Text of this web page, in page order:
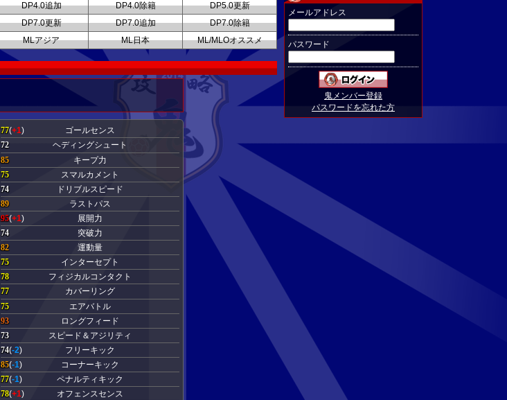
DP4.0追加 DP4.0除籍
DP5.0更新
DP7.0更新 DP7.0追加
DP7.0除籍
MLアジア ML日本 ML/MLOオススメ
77(+1)
ゴールセンス
72
ヘディングシュート
85
キープ力
75
スマルカメント
74
ドリブルスピード
89
ラストパス
95(+1)
展開力
74
突破力
82
運動量
75
インターセプト
78
フィジカルコンタクト
77
カバーリング
75
エアバトル
93
ロングフィード
73
スピード＆アジリティ
74(-2)
フリーキック
85(-1)
コーナーキック
77(-1)
ペナルティキック
78(+1)
オフェンスセンス
メールアドレス
パスワード
鬼メンバー登録
パスワードを忘れた方